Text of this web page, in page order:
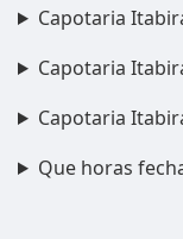
Capotaria
Capotaria
Capotaria
Que horas